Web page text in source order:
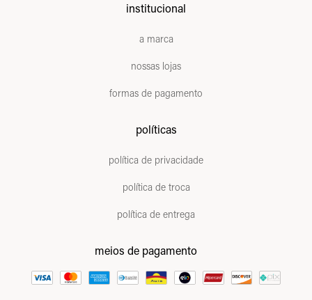
institucional
a marca
nossas lojas
formas de pagamento
políticas
política de privacidade
política de troca
política de entrega
meios de pagamento